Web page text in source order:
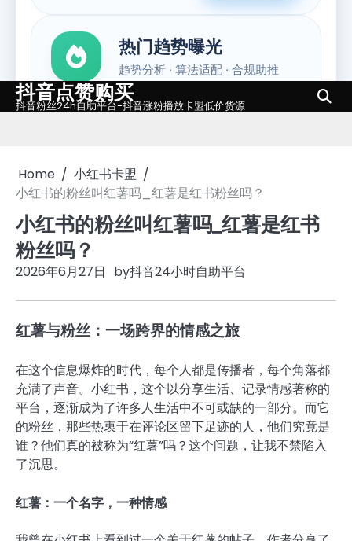
Skip
to
抖音点赞购买
抖音粉丝24h自助平台-抖音涨粉播放卡盟低价货源
Home
小红书卡盟
小红书的粉丝叫红薯吗_红薯是红书粉丝吗？
小红书的粉丝叫红薯吗_红薯是红书
粉丝吗？
2026年6月27日 by抖音24小时自助平台
红薯与粉丝：一场跨界的情感之旅
在这个信息爆炸的时代，每个人都是传播者，每个角落都
充满了声音。小红书，这个以分享生活、记录情感著称的
平台，逐渐成为了许多人生活中不可或缺的一部分。而它
的粉丝，那些热衷于在评论区留下足迹的人，他们究竟是
谁？他们真的被称为“红薯”吗？这个问题，让我不禁陷入
了沉思。
红薯：一个名字，一种情感